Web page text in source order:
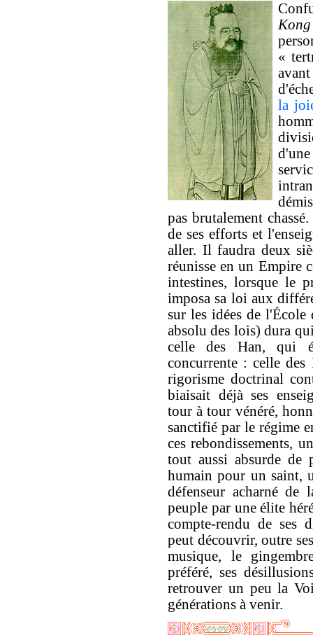
«
la
pas brutalement
de ses efforts et
aller. Il faudra deux
réunisse en un Empire
intestines, lorsque le
imposa sa loi aux
sur les idées de
absolu des lois) dura
celle des Han, qui
concurrente : celle
rigorisme doctrinal
biaisait déjà ses
tour à tour vénéré,
sanctifié par le régime
ces rebondissements,
tout aussi absurde de
humain pour un saint,
défenseur acharné
peuple par une élite
compte-rendu de ses
peut découvrir, outre
musique, le
préféré, ses
retrouver un peu la
générations à venir.